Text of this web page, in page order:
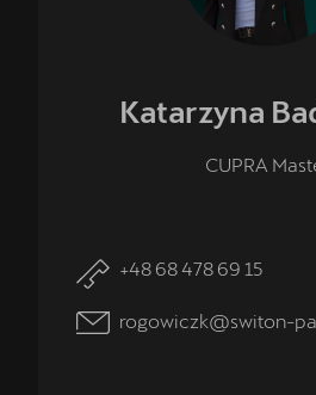
Katarzyna
CUPRA
+48 68 478 69 15
rogowiczk@switon-